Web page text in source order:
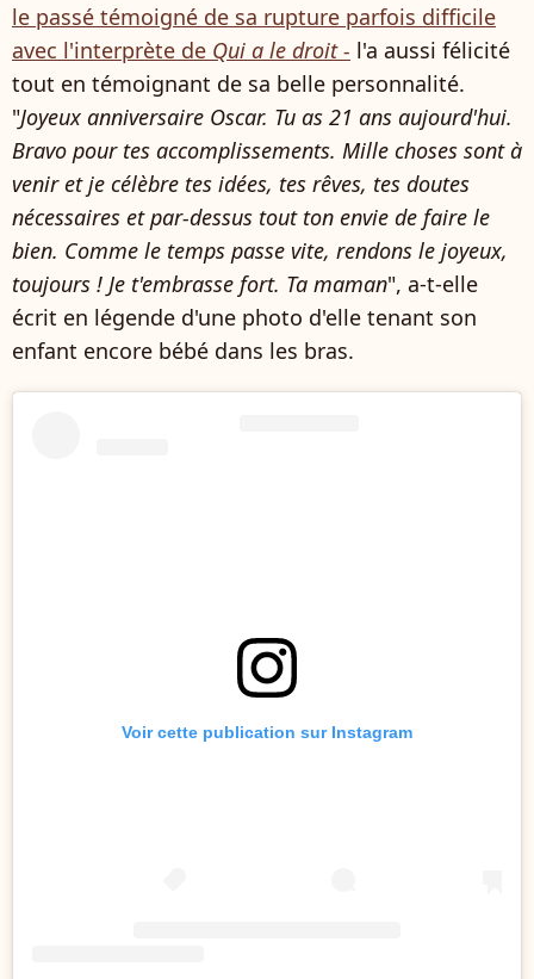
le passé témoigné de sa rupture parfois difficile
avec l'interprète de Qui a le droit - l'a aussi félicité
tout en témoignant de sa belle personnalité.
"Joyeux anniversaire Oscar. Tu as 21 ans aujourd'hui.
Bravo pour tes accomplissements. Mille choses sont à
venir et je célèbre tes idées, tes rêves, tes doutes
nécessaires et par-dessus tout ton envie de faire le
bien. Comme le temps passe vite, rendons le joyeux,
toujours ! Je t'embrasse fort. Ta maman", a-t-elle
écrit en légende d'une photo d'elle tenant son
enfant encore bébé dans les bras.
Voir cette publication sur Instagram